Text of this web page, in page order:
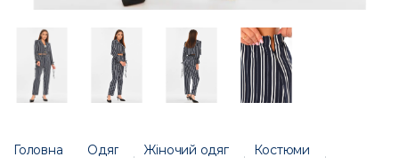
Головна Одяг Жіночий одяг
Костюми